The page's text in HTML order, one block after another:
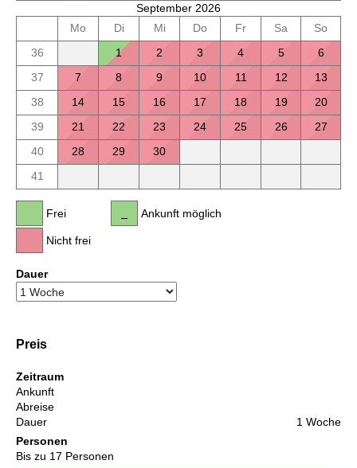
September 2026
Mo
Di Mi Do Fr Sa
So
36
1 2 3 4 5
6
37
7 8 9 10 11 12
13
38
14 15 16 17 18 19
20
39
21 22 23 24 25 26
27
40
28 29
30
41
Frei
Nicht frei
Ankunft möglich
Dauer
Preis
Zeitraum
Ankunft
Abreise
Dauer
1 Woche
Personen
Bis zu 17 Personen